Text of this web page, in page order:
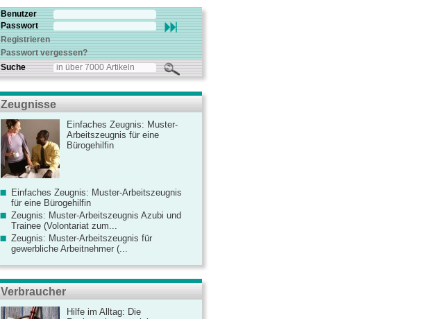
Benutzer
Passwort
Registrieren
Passwort vergessen?
Suche
Zeugnisse
Einfaches Zeugnis: Muster-
Arbeitszeugnis für eine
Bürogehilfin
Einfaches Zeugnis: Muster-Arbeitszeugnis
für eine Bürogehilfin
Zeugnis: Muster-Arbeitszeugnis Azubi und
Trainee (Volontariat zum...
Zeugnis: Muster-Arbeitszeugnis für
gewerbliche Arbeitnehmer (...
Verbraucher
Hilfe im Alltag: Die